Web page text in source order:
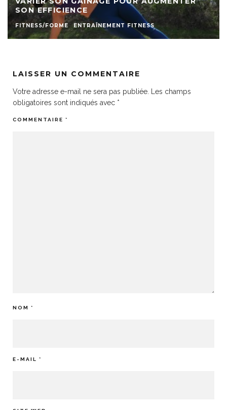
SON EFFICIENCE
FITNESS/FORME ENTRAÎNEMENT FITNESS
LAISSER UN COMMENTAIRE
Votre adresse e-mail ne sera pas publiée.
Les champs
obligatoires sont indiqués avec *
COMMENTAIRE *
NOM *
E-MAIL *